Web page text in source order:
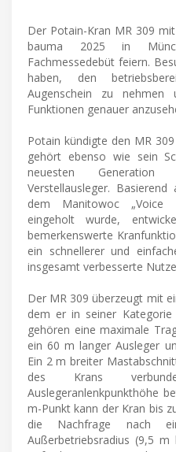
Der Potain-Kran MR 309
bauma 2025 in
Fachmessedebüt feiern.
haben, den
Augenschein zu nehmen
Funktionen genauer
Potain kündigte den MR
gehört ebenso wie sein
neuesten
Verstellausleger.
dem Manitowoc „Voice
eingeholt wurde,
bemerkenswerte
ein schnellerer und
insgesamt verbesserte
Der MR 309 überzeugt mit
dem er in seiner
gehören eine maximale
ein 60 m langer Ausleger
Ein 2 m breiter
des Krans
Auslegeranlenkpunkthöhe
m-Punkt kann der Kran bis
die Nachfrage nach
Außerbetriebsradius (9,5